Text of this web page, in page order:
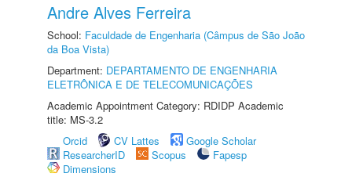
Andre Alves Ferreira
School: Faculdade de Engenharia (Câmpus de São João
da Boa Vista)
Department: DEPARTAMENTO DE ENGENHARIA
ELETRÔNICA E DE TELECOMUNICAÇÕES
Academic Appointment Category: RDIDP Academic
title: MS-3.2
Orcid
CV Lattes
Google Scholar
ResearcherID
Scopus
Fapesp
Dimensions